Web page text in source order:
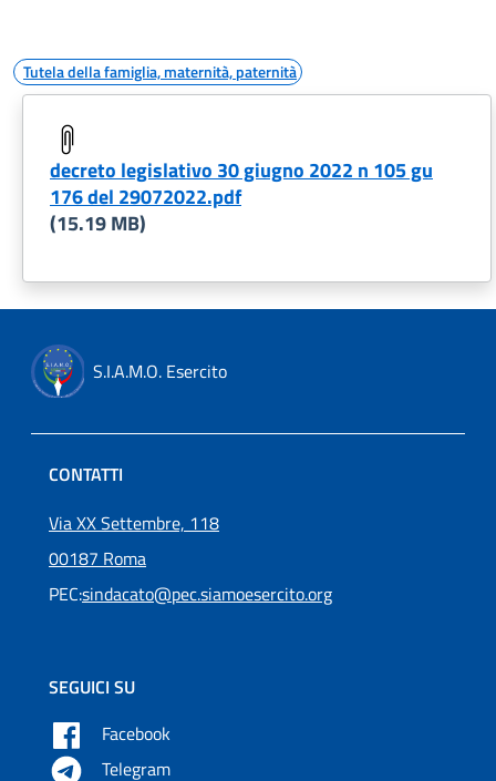
Tutela della famiglia, maternità, paternità
decreto legislativo 30 giugno 2022 n 105 gu
176 del 29072022.pdf
(15.19 MB)
S.I.A.M.O. Esercito
CONTATTI
Via XX Settembre, 118
00187 Roma
PEC:sindacato@pec.siamoesercito.org
SEGUICI SU
Facebook
Telegram